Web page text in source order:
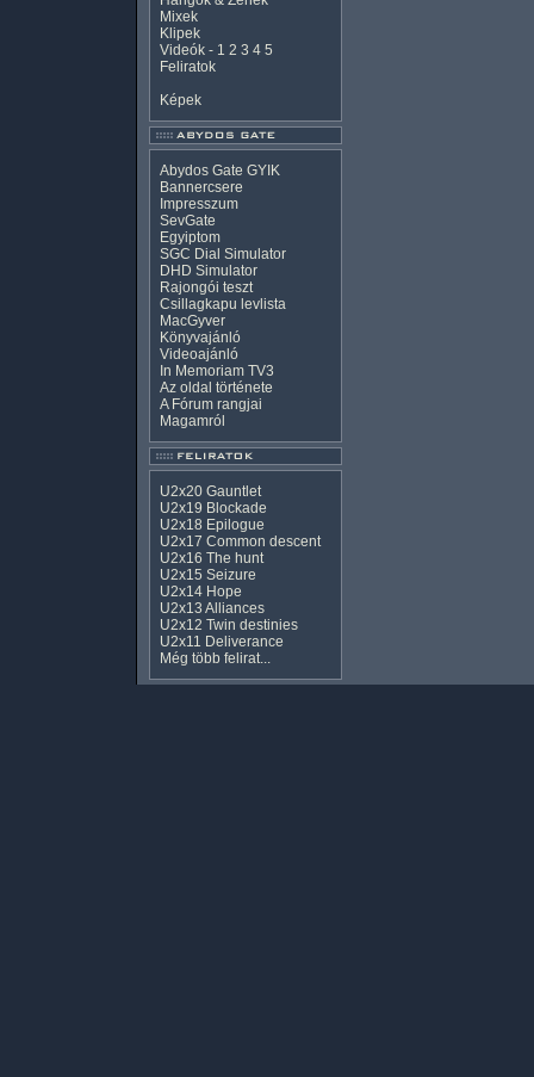
Mixek
Klipek
Videók- 1 2 3 4 5
Feliratok
Képek
Abydos Gate GYIK
Bannercsere
Impresszum
SevGate
Egyiptom
SGC Dial Simulator
DHD Simulator
Rajongói teszt
Csillagkapu levlista
MacGyver
Könyvajánló
Videoajánló
In Memoriam TV3
Az oldal története
A Fórum rangjai
Magamról
U2x20 Gauntlet
U2x19 Blockade
U2x18 Epilogue
U2x17 Common descent
U2x16 The hunt
U2x15 Seizure
U2x14 Hope
U2x13 Alliances
U2x12 Twin destinies
U2x11 Deliverance
Még több felirat...